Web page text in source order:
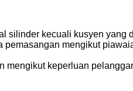
silinder kecuali kusyen yang
mengikut
keperluan